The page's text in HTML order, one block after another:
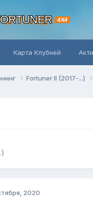
4X4
Карта Клубней
Fortuner II (2017-...)
2020